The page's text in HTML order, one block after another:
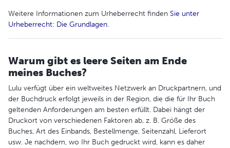
Weitere Informationen zum Urheberrecht finden Sie unter
Urheberrecht: Die Grundlagen.
Warum gibt es leere Seiten am Ende
meines Buches?
Lulu verfügt über ein weltweites Netzwerk an Druckpartnern, und
der Buchdruck erfolgt jeweils in der Region, die die für Ihr Buch
geltenden Anforderungen am besten erfüllt. Dabei hängt der
Druckort von verschiedenen Faktoren ab, z. B. Größe des
Buches, Art des Einbands, Bestellmenge, Seitenzahl, Lieferort
usw. Je nachdem, wo Ihr Buch gedruckt wird, kann es daher